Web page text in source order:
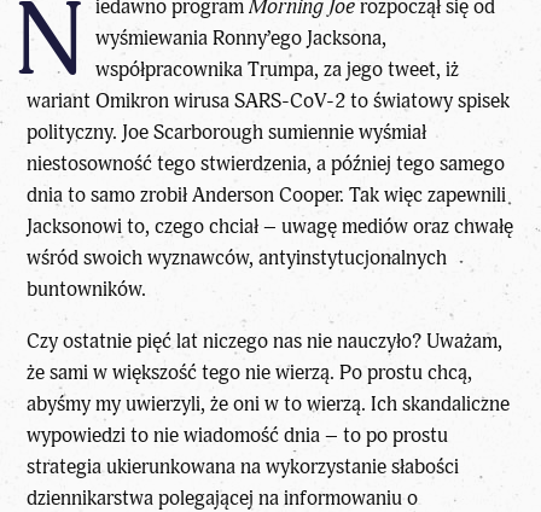
N iedawno programMorning Joerozpoczął się od
wyśmiewania Ronny’ego Jacksona,
współpracownika Trumpa, za jego tweet, iż
wariant Omikron wirusa SARS-CoV-2 to światowy spisek
polityczny. Joe Scarborough sumiennie wyśmiał
niestosowność tego stwierdzenia, a później tego samego
dnia to samo zrobił Anderson Cooper. Tak więc zapewnili
Jacksonowi to, czego chciał – uwagę mediów oraz chwałę
wśród swoich wyznawców, antyinstytucjonalnych
buntowników.
Czy ostatnie pięć lat niczego nas nie nauczyło? Uważam,
że sami w większość tego nie wierzą. Po prostu chcą,
abyśmy my uwierzyli, że oni w to wierzą. Ich skandaliczne
wypowiedzi to nie wiadomość dnia – to po prostu
strategia ukierunkowana na wykorzystanie słabości
dziennikarstwa polegającej na informowaniu o